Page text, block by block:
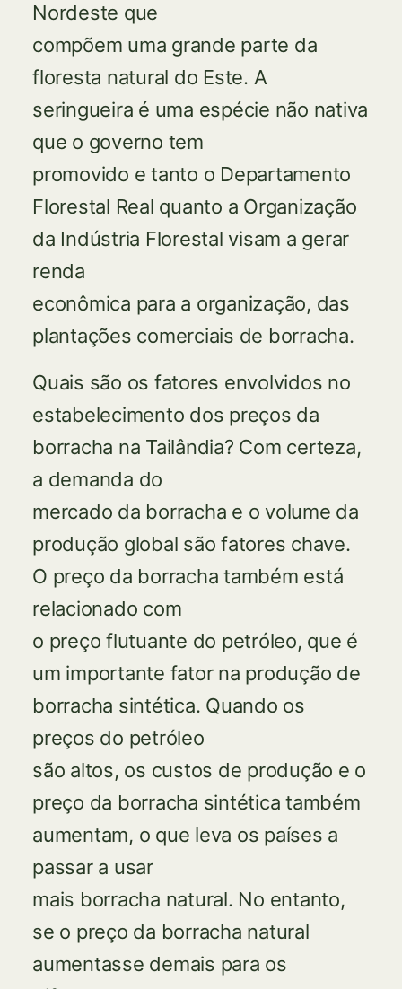
Nordeste que
compõem uma grande parte da
floresta natural do Este. A
seringueira é uma espécie não nativa
que o governo tem
promovido e tanto o Departamento
Florestal Real quanto a Organização
da Indústria Florestal visam a gerar
renda
econômica para a organização, das
plantações comerciais de borracha.
Quais são os fatores envolvidos no
estabelecimento dos preços da
borracha na Tailândia? Com certeza,
a demanda do
mercado da borracha e o volume da
produção global são fatores chave.
O preço da borracha também está
relacionado com
o preço flutuante do petróleo, que é
um importante fator na produção de
borracha sintética. Quando os
preços do petróleo
são altos, os custos de produção e o
preço da borracha sintética também
aumentam, o que leva os países a
passar a usar
mais borracha natural. No entanto,
se o preço da borracha natural
aumentasse demais para os